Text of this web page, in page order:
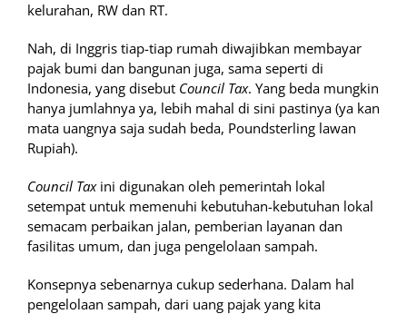
kelurahan, RW dan RT.
Nah, di Inggris tiap-tiap rumah diwajibkan membayar
pajak bumi dan bangunan juga, sama seperti di
Indonesia, yang disebut Council Tax. Yang beda mungkin
hanya jumlahnya ya, lebih mahal di sini pastinya (ya kan
mata uangnya saja sudah beda, Poundsterling lawan
Rupiah).
Council Taxini digunakan oleh pemerintah lokal
setempat untuk memenuhi kebutuhan-kebutuhan lokal
semacam perbaikan jalan, pemberian layanan dan
fasilitas umum, dan juga pengelolaan sampah.
Konsepnya sebenarnya cukup sederhana. Dalam hal
pengelolaan sampah, dari uang pajak yang kita